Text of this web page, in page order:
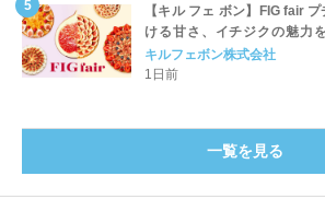
【キル フェ ボン】FIG fair
ける甘さ、イチジクの魅力
め、イチジク尽くしの全4種
ート
キルフェボン株式会社
1日前
一覧を見る